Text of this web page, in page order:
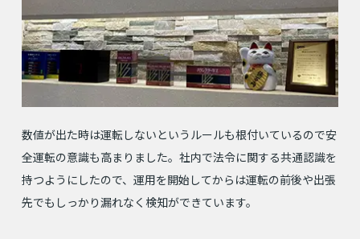
数値が出た時は運転しないというルールも根付いているので安
全運転の意識も高まりました。社内で法令に関する共通認識を
持つようにしたので、運用を開始してからは運転の前後や出張
先でもしっかり漏れなく検知ができています。